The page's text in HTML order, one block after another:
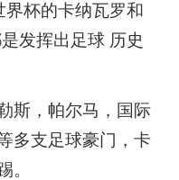
杯的卡纳瓦罗和
发挥出足球 历史
斯，帕尔马，国际
多支足球豪门，卡
。